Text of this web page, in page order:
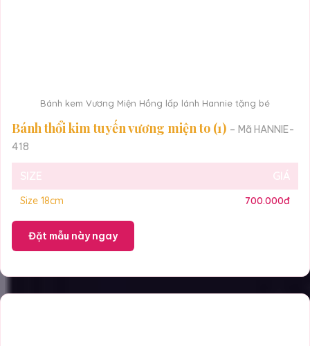
Bánh kem Vương Miện Hồng lấp lánh Hannie tặng bé
Bánh thổi kim tuyến vương miện to (1) – Mã HANNIE-
418
SIZE GIÁ
Size 18cm 700.000đ
Đặt mẫu này ngay